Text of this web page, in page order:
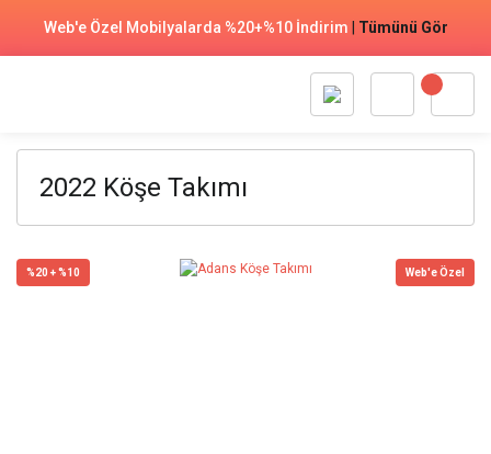
Web'e Özel Mobilyalarda %20+%10 İndirim Tümünü Gör
2022 Köşe Takımı
%20 + %10 Web'e Özel